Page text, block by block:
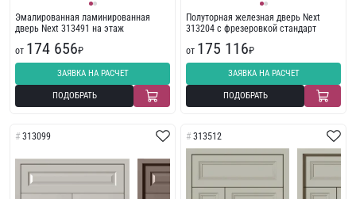
Эмалированная ламинированная
дверь Next 313491 на этаж
от 174 656₽
ЗАЯВКА НА РАСЧЕТ
ПОДОБРАТЬ
Полуторная железная дверь Next
313204 с фрезеровкой стандарт
от 175 116₽
ЗАЯВКА НА РАСЧЕТ
ПОДОБРАТЬ
313099 313512